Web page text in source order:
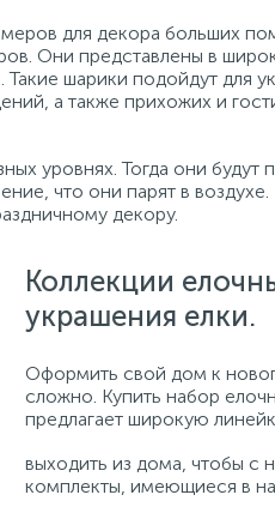
для декора больших
Они представлены в
Такие шарики подойдут для
а также прихожих и
уровнях. Тогда они будут
что они парят в
декору.
Коллекции
украшения елки.
Оформить свой дом к
сложно. Купить набор
предлагает широкую
выходить из дома, чтобы с
комплекты, имеющиеся в